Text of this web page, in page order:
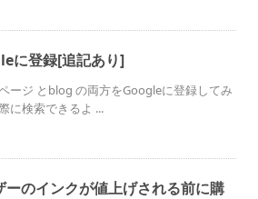
に登録[追記あり]
ージ とblog の両方をGoogleに登録してみ
に検索できるよ ...
ーのインクが値上げされる前に購